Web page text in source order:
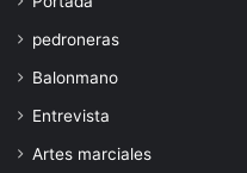
pedroneras
Balonmano
Entrevista
Artes marciales